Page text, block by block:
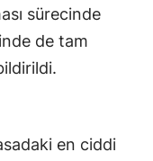
sürecinde
de tam
en ciddi